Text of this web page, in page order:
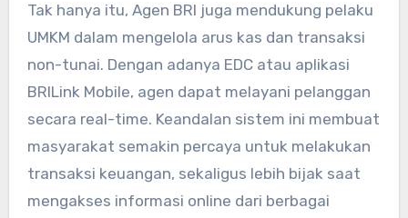
Tak hanya itu, Agen BRI juga mendukung pelaku
UMKM dalam mengelola arus kas dan transaksi
non-tunai. Dengan adanya EDC atau aplikasi
BRILink Mobile, agen dapat melayani pelanggan
secara real-time. Keandalan sistem ini membuat
masyarakat semakin percaya untuk melakukan
transaksi keuangan, sekaligus lebih bijak saat
mengakses informasi online dari berbagai